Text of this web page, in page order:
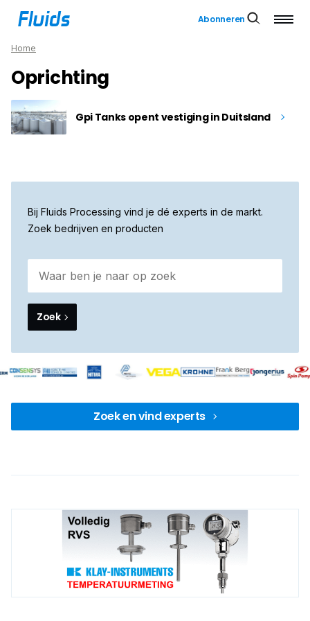
Abonneren
Home
Oprichting
Gpi Tanks opent vestiging in Duitsland
Bij Fluids Processing vind je dé experts in de markt.
Zoek bedrijven en producten
Zoek
Zoek en vind experts